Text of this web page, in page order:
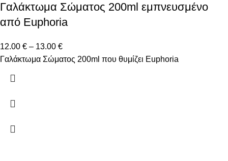
Γαλάκτωμα Σώματος 200ml εμπνευσμένο
από Euphoria
12.00 € – 13.00 €
Γαλάκτωμα Σώματος 200ml που θυμίζει Euphoria